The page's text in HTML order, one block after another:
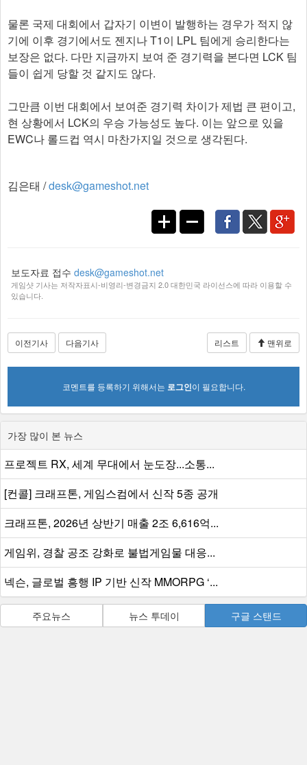
물론 국제 대회에서 갑자기 이변이 발행하는 경우가 적지 않
기에 이후 경기에서도 젠지나 T1이 LPL 팀에게 승리한다는
보장은 없다. 다만 지금까지 보여 준 경기력을 본다면 LCK 팀
들이 쉽게 당할 것 같지도 않다.
그만큼 이번 대회에서 보여준 경기력 차이가 제법 큰 편이고,
현 상황에서 LCK의 우승 가능성도 높다. 이는 앞으로 있을
EWC나 롤드컵 역시 마찬가지일 것으로 생각된다.
김은태 /desk@gameshot.net
보도자료 접수 desk@gameshot.net
게임샷 기사는 저작자표시-비영리-변경금지 2.0 대한민국 라이선스에 따라 이용할 수
있습니다.
이전기사 다음기사 리스트 맨위로
코멘트를 등록하기 위해서는 로그인이 필요합니다.
가장 많이 본 뉴스
프로젝트 RX, 세계 무대에서 눈도장...소통...
[컨콜] 크래프톤, 게임스컴에서 신작 5종 공개
크래프톤, 2026년 상반기 매출 2조 6,616억...
게임위, 경찰 공조 강화로 불법게임물 대응...
넥슨, 글로벌 흥행 IP 기반 신작 MMORPG ‘...
주요뉴스 뉴스 투데이 구글 스탠드